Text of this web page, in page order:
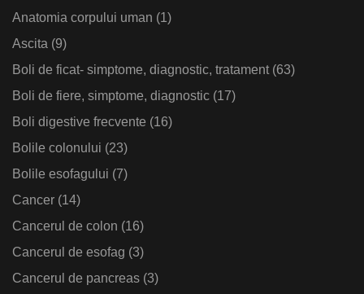
Anatomia corpului uman (1)
Ascita (9)
Boli de ficat- simptome, diagnostic, tratament(63)
Boli de fiere, simptome, diagnostic (17)
Boli digestive frecvente (16)
Bolile colonului (23)
Bolile esofagului (7)
Cancer (14)
Cancerul de colon (16)
Cancerul de esofag (3)
Cancerul de pancreas (3)